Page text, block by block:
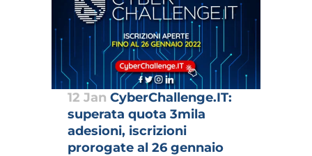
12 Jan CyberChallenge.IT:
superata quota 3mila
adesioni, iscrizioni
prorogate al 26 gennaio